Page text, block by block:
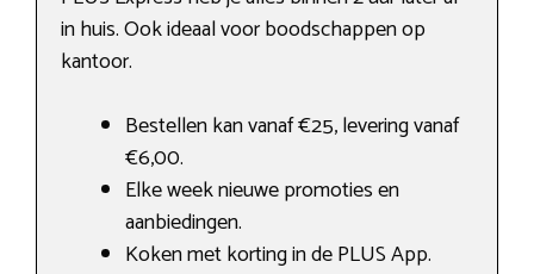
in huis. Ook ideaal voor boodschappen op
kantoor.
Bestellen kan vanaf €25, levering vanaf
€6,00.
Elke week nieuwe promoties en
aanbiedingen.
Koken met korting in de PLUS App.